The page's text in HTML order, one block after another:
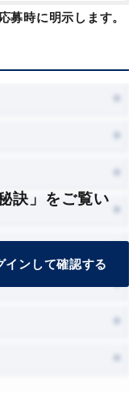
募時に明示します。
訣」をご覧い
インして確認する